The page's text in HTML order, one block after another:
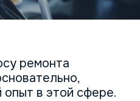
ремонта
в этой сфере.